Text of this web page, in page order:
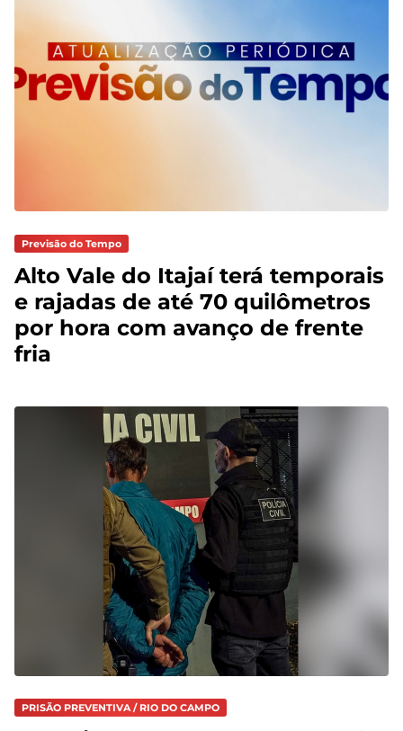
Previsão do Tempo
Alto Vale do Itajaí terá temporais
e rajadas de até 70 quilômetros
por hora com avanço de frente
fria
PRISÃO PREVENTIVA / RIO DO CAMPO